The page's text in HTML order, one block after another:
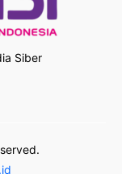
Siber